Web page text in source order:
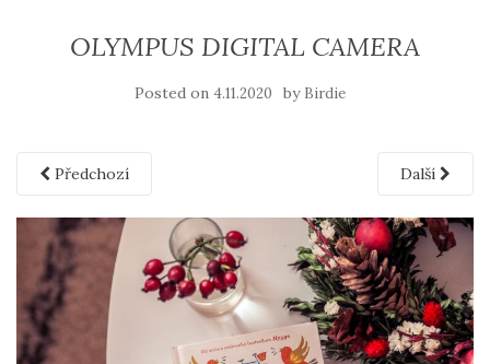
OLYMPUS DIGITAL CAMERA
Posted on 4.11.2020 by Birdie
Předchozí Další